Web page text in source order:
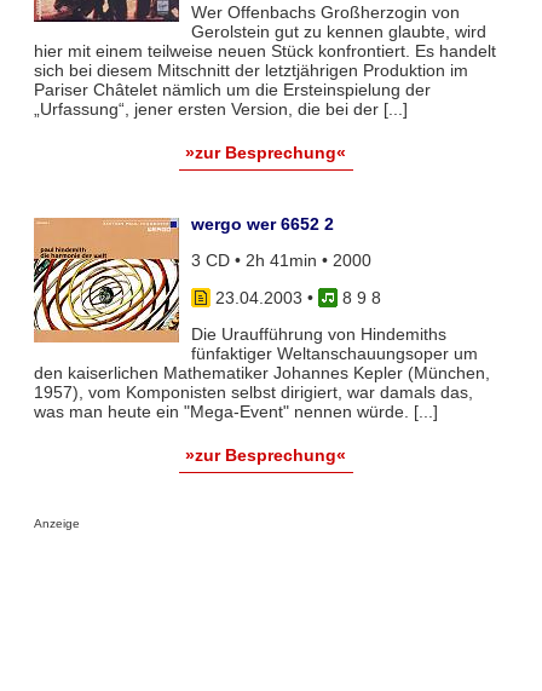
Wer Offenbachs Großherzogin von
Gerolstein gut zu kennen glaubte, wird
hier mit einem teilweise neuen Stück konfrontiert. Es handelt
sich bei diesem Mitschnitt der letztjährigen Produktion im
Pariser Châtelet nämlich um die Ersteinspielung der
„Urfassung“, jener ersten Version, die bei der [...]
»zur Besprechung«
wergo wer 6652 2
3 CD • 2h 41min • 2000
23.04.2003 •
8 9 8
Die Uraufführung von Hindemiths
fünfaktiger Weltanschauungsoper um
den kaiserlichen Mathematiker Johannes Kepler (München,
1957), vom Komponisten selbst dirigiert, war damals das,
was man heute ein "Mega-Event" nennen würde. [...]
»zur Besprechung«
Anzeige